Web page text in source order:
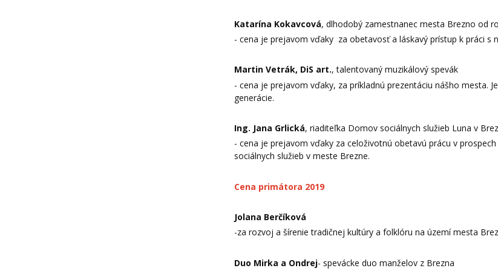
Katarína Kokavcová, dlhodobý zamestnanec mesta Brezno od
- cena je prejavom vďaky za obetavosť a láskavý prístup k práci s
Martin Vetrák, DiS art., talentovaný muzikálový spevák
- cena je prejavom vďaky, za príkladnú prezentáciu nášho mesta.
generácie.
Ing. Jana Grlická, riaditeľka Domov sociálnych služieb Luna v
- cena je prejavom vďaky za celoživotnú obetavú prácu v
sociálnych služieb v meste Brezne.
Cena primátora 2019
Jolana Berčíková
-za rozvoj a šírenie tradičnej kultúry a folklóru na území mesta
Duo Mirka a Ondrej- spevácke duo manželov z Brezna